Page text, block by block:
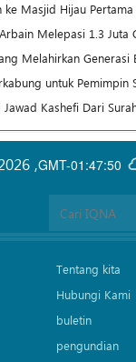
ke Masjid Hijau
Melepasi 1.3 Juta
Melahirkan Generasi
untuk Pemimpin
Kashefi Dari
GMT-01:47:50
,
Tentang kita
Hubungi Kami
buletin
pengundian